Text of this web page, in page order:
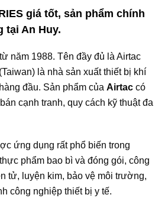
giá tốt, sản phẩm chính
tại An Huy.
năm 1988. Tên đầy đủ là Airtac
là nhà sản xuất thiết bị khí
đầu. Sản phẩm củaAirtac có
cạnh tranh, quy cách kỹ thuật đa
ứng dụng rất phổ biến trong
phẩm bao bì và đóng gói, công
tử, luyện kim, bảo vệ môi trường,
công nghiệp thiết bị y tế.